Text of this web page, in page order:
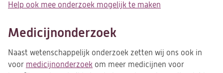
Help ook mee onderzoek mogelijk te maken
Medicijnonderzoek
Naast wetenschappelijk onderzoek zetten wij ons ook in
voor medicijnonderzoek om meer medicijnen voor